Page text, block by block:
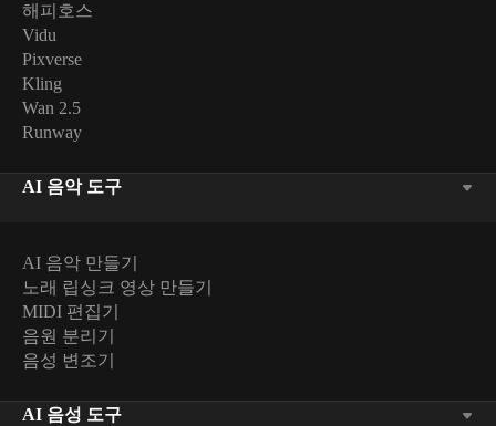
해피호스
Vidu
Pixverse
Kling
Wan 2.5
Runway
AI 음악 도구
AI 음악 만들기
노래 립싱크 영상 만들기
MIDI 편집기
음원 분리기
음성 변조기
AI 음성 도구